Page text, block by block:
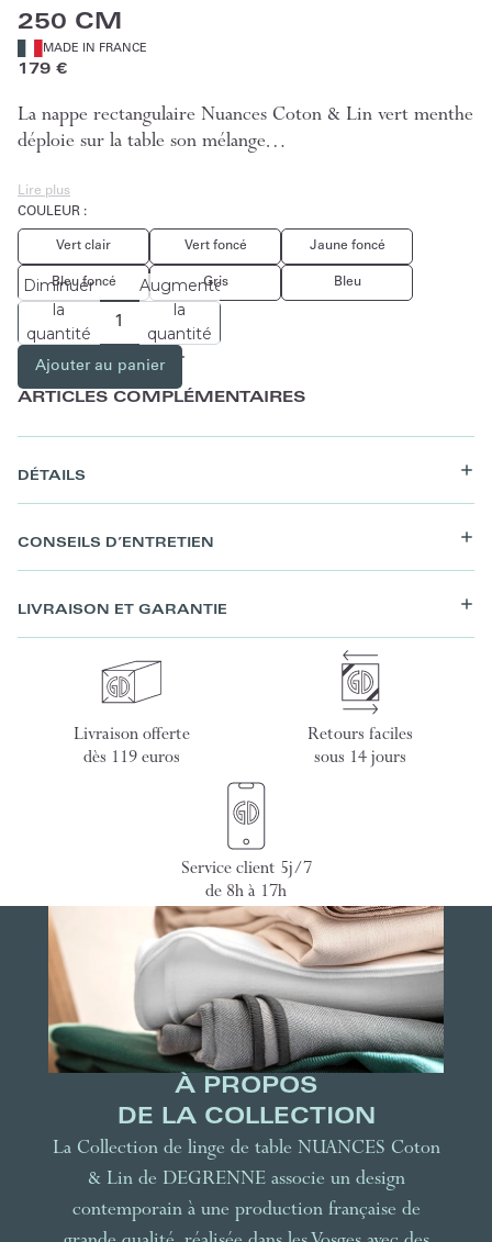
250 CM
MADE IN FRANCE
179 €
La nappe rectangulaire Nuances Coton & Lin vert menthe
déploie sur la table son mélange…
Lire plus
COULEUR :
Vert clair Vert foncé Jaune foncé
Bleu foncé Gris Bleu
Diminuer
la
quantité
Augmenter
la
quantité
Ajouter au panier
ARTICLES COMPLÉMENTAIRES
DÉTAILS
CONSEILS D’ENTRETIEN
LIVRAISON ET GARANTIE
Livraison offerte
dès 119 euros
Retours faciles
sous 14 jours
Service client 5j/7
de 8h à 17h
À PROPOS
DE LA COLLECTION
La Collection de linge de table NUANCES Coton
& Lin de DEGRENNE associe un design
contemporain à une production française de